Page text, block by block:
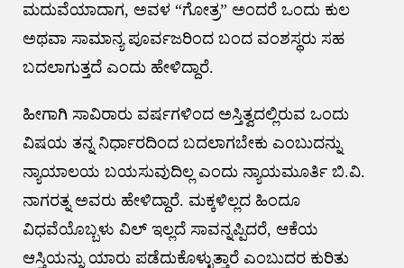
ಮದುವೆಯಾದಾಗ, ಅವಳ “ಗೋತ್ರ” ಅಂದರೆ ಒಂದು ಕುಲ
ಅಥವಾ ಸಾಮಾನ್ಯ ಪೂರ್ವಜರಿಂದ ಬಂದ ವಂಶಸ್ಥರು ಸಹ
ಬದಲಾಗುತ್ತದೆ ಎಂದು ಹೇಳಿದ್ದಾರೆ.
ಹೀಗಾಗಿ ಸಾವಿರಾರು ವರ್ಷಗಳಿಂದ ಅಸ್ತಿತ್ವದಲ್ಲಿರುವ ಒಂದು
ವಿಷಯ ತನ್ನ ನಿರ್ಧಾರದಿಂದ ಬದಲಾಗಬೇಕು ಎಂಬುದನ್ನು
ನ್ಯಾಯಾಲಯ ಬಯಸುವುದಿಲ್ಲ ಎಂದು ನ್ಯಾಯಮೂರ್ತಿ ಬಿ.ವಿ.
ನಾಗರತ್ನ ಅವರು ಹೇಳಿದ್ದಾರೆ. ಮಕ್ಕಳಿಲ್ಲದ ಹಿಂದೂ
ವಿಧವೆಯೊಬ್ಬಳು ವಿಲ್ ಇಲ್ಲದೆ ಸಾವನ್ನಪ್ಪಿದರೆ, ಆಕೆಯ
ಆಸ್ತಿಯನ್ನು ಯಾರು ಪಡೆದುಕೊಳ್ಳುತ್ತಾರೆ ಎಂಬುದರ ಕುರಿತು